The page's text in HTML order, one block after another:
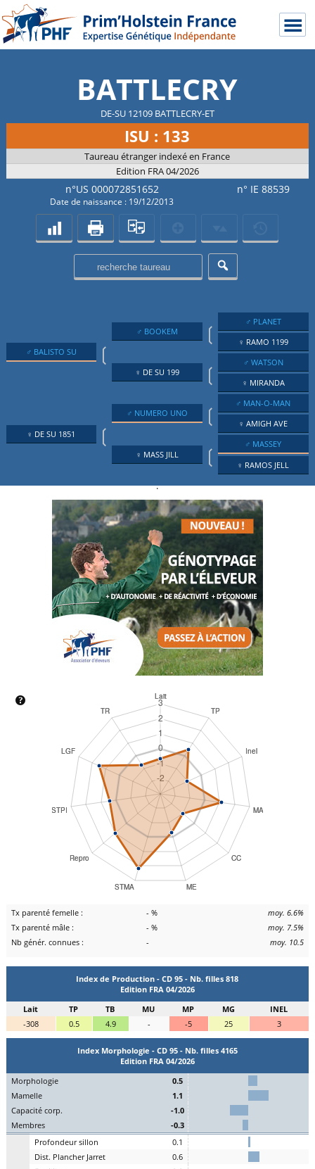
BATTLECRY
DE-SU 12109 BATTLECRY-ET
ISU : 133
Taureau étranger indexé en France
Edition FRA 04/2026
n°US 000072851652 n° IE 88539
Date de naissance : 19/12/2013
♂ BALISTO SU ❲
♂ BOOKEM ❲
♂ PLANET
♀ RAMO 1199
♀ DE SU 199 ❲
♂ WATSON
♀ MIRANDA
♀ DE SU 1851 ❲
♂ NUMERO UNO ❲
♂ MAN-O-MAN
♀ AMIGH AVE
♀ MASS JILL ❲
♂ MASSEY
♀ RAMOS JELL
.
Tx parenté femelle : - %
moy. 6.6%
Tx parenté mâle :
- %
moy. 7.5%
Nb génér. connues :
- moy. 10.5
Index de Production - CD 95 - Nb. filles 818
Edition FRA 04/2026
Lait
TP TB MU MP MG
INEL
-308
0.5 4.9 - -5 25 3
Index Morphologie - CD 95 - Nb. filles 4165
Edition FRA 04/2026
Morphologie
0.5
Mamelle
1.1
Capacité corp.
-1.0
Membres -0.3
Profondeursillon
0.1
Dist. Plancher Jarret
0.6